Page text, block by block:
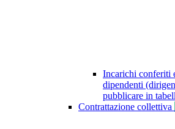
Incarichi conferiti
dipendenti
pubblicare in
Contrattazione collettiva